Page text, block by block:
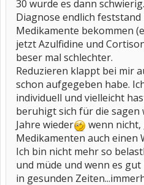
30 wurde es dann
Diagnose endlich feststand
Medikamente bekommen
jetzt Azulfidine und
beser mal schlechter.
Reduzieren klappt bei mir
schon aufgegeben habe.
individuell und vielleicht
beruhigt sich für die sagen
Jahre wieder
wenn
Medikamenten auch einen
Ich bin nicht mehr so
und müde und wenn es
in gesunden